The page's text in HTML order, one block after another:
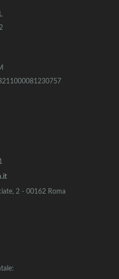
2 - 00162 Roma